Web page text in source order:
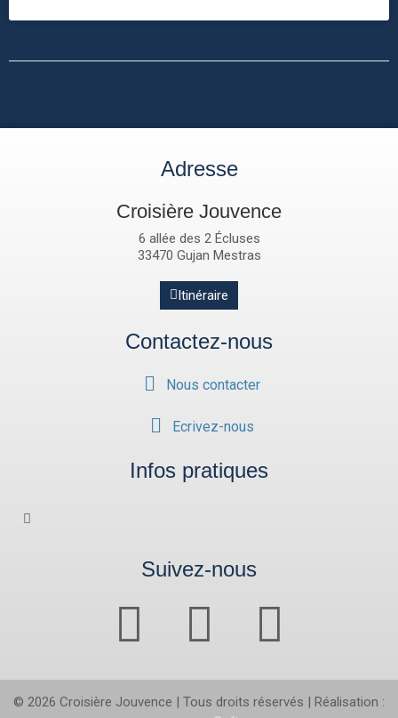
Adresse
Croisière Jouvence
6 allée des 2 Écluses
33470 Gujan Mestras
Itinéraire
Contactez-nous
Nous contacter
Ecrivez-nous
Infos pratiques
Suivez-nous
© 2026 Croisière Jouvence | Tous droits réservés | Réalisation :